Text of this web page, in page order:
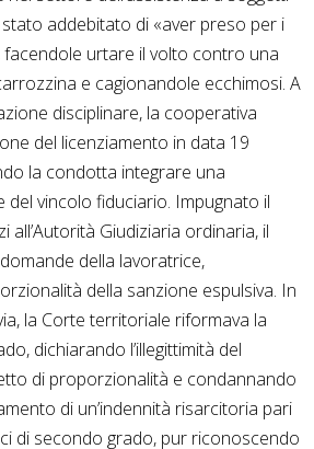
addebitato di «aver preso per i
facendole urtare il volto contro una
e cagionandole ecchimosi. A
disciplinare, la cooperativa
del licenziamento in data 19
la condotta integrare una
del vincolo fiduciario. Impugnato il
all’Autorità Giudiziaria ordinaria, il
della lavoratrice,
della sanzione espulsiva. In
la Corte territoriale riformava la
dichiarando l’illegittimità del
di proporzionalità e condannando
di un’indennità risarcitoria pari
di secondo grado, pur riconoscendo